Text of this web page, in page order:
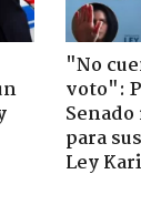
"No
voto":
para
Ley